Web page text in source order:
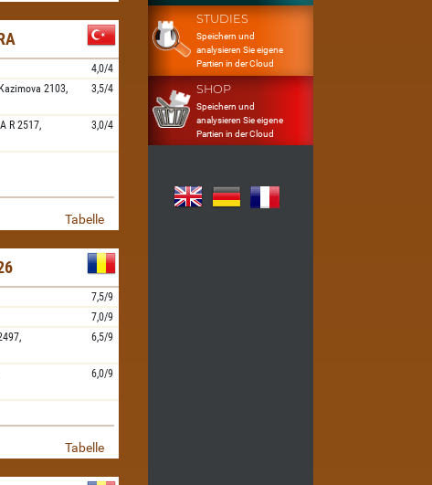
4,0/4
Kazimova 2103,
3,5/4
R 2517,
3,0/4
Tabelle
7,5/9
7,0/9
6,5/9
6,0/9
Tabelle
STUDIES
Speichern und
analysieren Sie eigene
Partien in der Cloud
SHOP
Speichern und
analysieren Sie eigene
Partien in der Cloud